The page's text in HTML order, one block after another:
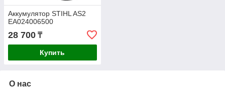
Аккумулятор STIHL AS2
EA024006500
28 700 ₸
Купить
О нас